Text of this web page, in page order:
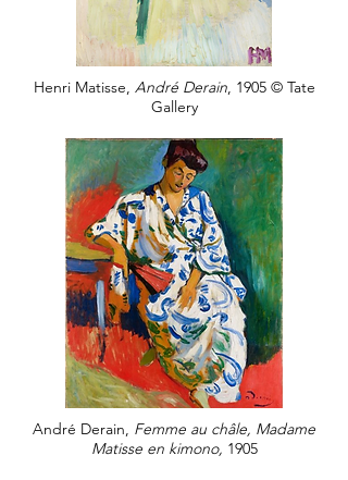
Henri Matisse, André Derain, 1905 © Tate
Gallery
André Derain, Femme au châle, Madame
Matisse en kimono, 1905